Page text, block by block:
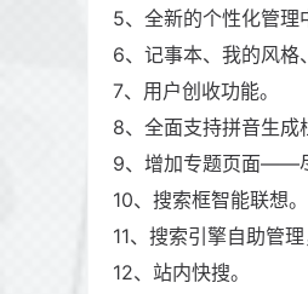
5、全新的个性化管
6、记事本、我的风格
7、用户创收功能。
8、全面支持拼音生成
9、增加专题页面——
10、搜索框智能联想。
11、搜索引擎自助管
12、站内快搜。